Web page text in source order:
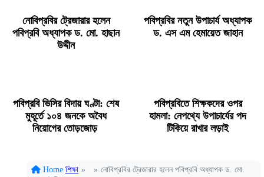
নোবিপ্রবির ট্রেজারার হলেন
পবিপ্রবি অধ্যাপক ড. মো. হাছান
উদ্দীন
পবিপ্রবির নতুন উপাচার্য অধ্যাপক
ড. এস এম হেমায়েত জাহান
পবিপ্রবি ভিসির বিদায় ঘণ্টা: শেষ
মুহূর্তে ১০৪ জনকে অবৈধ
নিয়োগের তোড়জোড়
পবিপ্রবিতে শিক্ষকদের ওপর
হামলা: নেপথ্যে উপাচার্যের পদ
টিকিয়ে রাখার লড়াই
Home শিক্ষা » » নোবিপ্রবির ট্রেজারার হলেন পবিপ্রবি অধ্যাপক ড. মো.